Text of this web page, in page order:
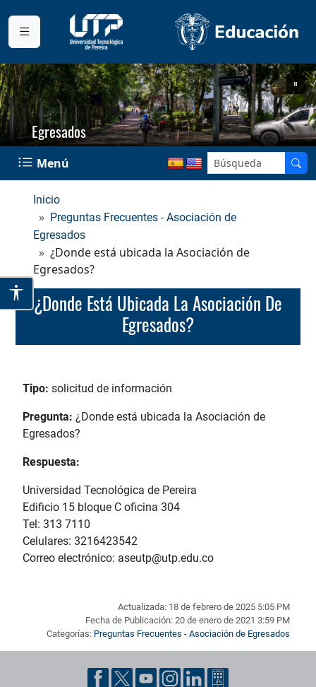
Egresados
Menú
Inicio
Preguntas Frecuentes - Asociación de
Egresados
¿Donde está ubicada la Asociación de
Egresados?
¿Donde Está Ubicada La Asociación De
Egresados?
Tipo: solicitud de información
Pregunta: ¿Donde está ubicada la Asociación de
Egresados?
Respuesta:
Universidad Tecnológica de Pereira
Edificio 15 bloque C oficina 304
Tel: 313 7110
Celulares: 3216423542
Correo electrónico: aseutp@utp.edu.co
Actualizada: 18 de febrero de 2025 5:05 PM
Fecha de Publicación: 20 de enero de 2021 3:59 PM
Categorías: Preguntas Frecuentes - Asociación de Egresados
Pie de página con información de contacto, redes sociales y